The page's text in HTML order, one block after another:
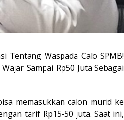
Tentang Waspada Calo SPMB!
Sampai Rp50 Juta Sebagai
memasukkan calon murid ke
tarif Rp15-50 juta. Saat ini,